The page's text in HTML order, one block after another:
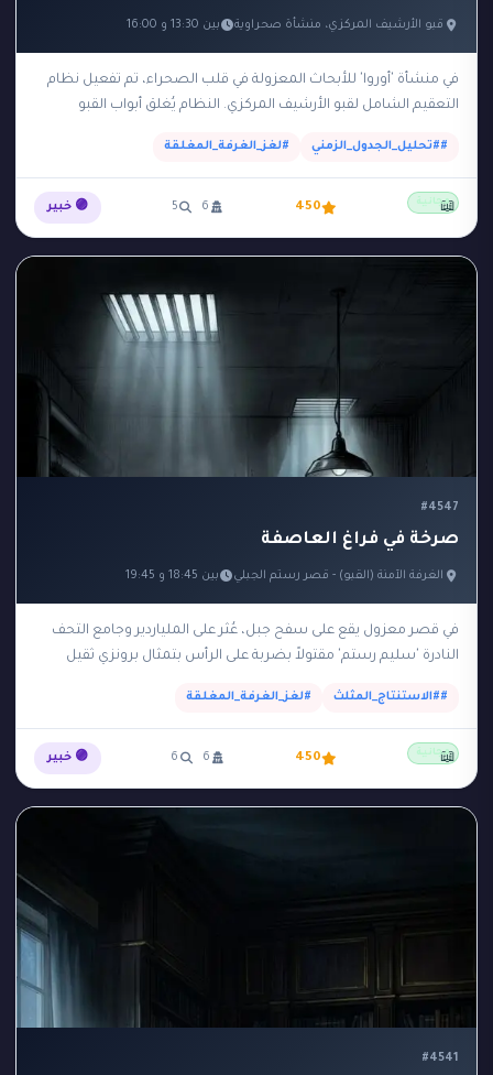
قبو الأرشيف المركزي، منشأة صحراوية بين 13:30 و 16:00
في منشأة 'أوروا' للأبحاث المعزولة في قلب الصحراء، تم تفعيل نظام
التعقيم الشامل لقبو الأرشيف المركزي. النظام يُغلق أبواب القبو
##تحليل_الجدول_الزمني #لغز_الغرفة_المغلقة
مجانية 450
6
5 🟣 خبير 📖
#4547
صرخة في فراغ العاصفة
الغرفة الآمنة (القبو) - قصر رستم الجبلي بين 18:45 و 19:45
في قصر معزول يقع على سفح جبل، عُثر على الملياردير وجامع التحف
النادرة 'سليم رستم' مقتولاً بضربة على الرأس بتمثال برونزي ثقيل
##الاستنتاج_المثلث #لغز_الغرفة_المغلقة
مجانية 450
6
6 🟣 خبير 📖
#4541